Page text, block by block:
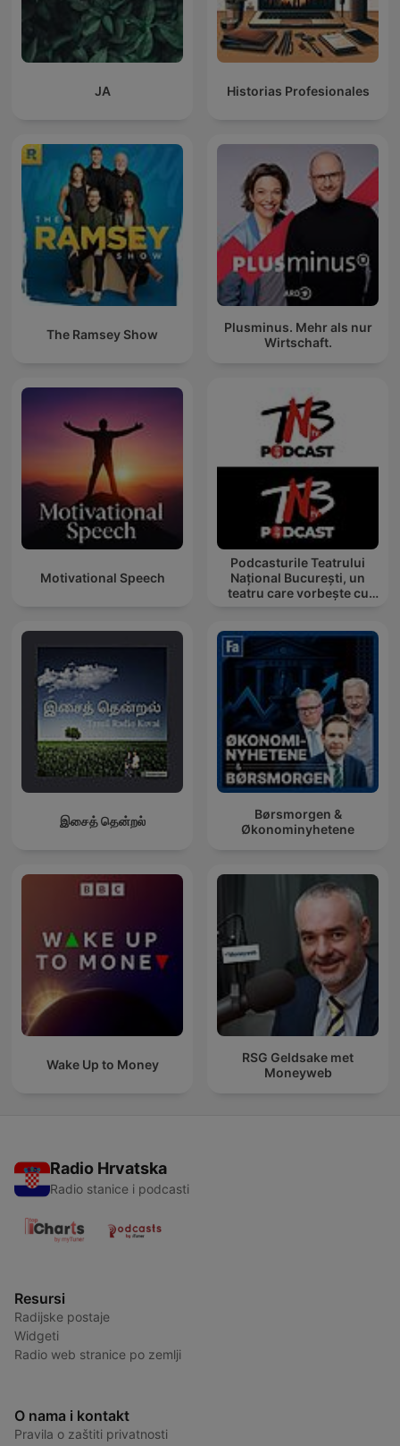
JA Historias Profesionales
The Ramsey Show
Plusminus. Mehr als nur
Wirtschaft.
Motivational Speech
Podcasturile Teatrului
Național București, un
teatru care vorbește cu
இசைத் தென்றல்
Børsmorgen &
Økonominyhetene
Wake Up to Money
RSG Geldsake met
Moneyweb
Radio Hrvatska
Radio stanice i podcasti
Resursi
Radijske postaje
Widgeti
Radio web stranice po zemlji
O nama i kontakt
Pravila o zaštiti privatnosti